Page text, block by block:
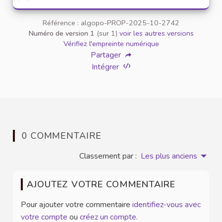
Référence : algopo-PROP-2025-10-2742
Numéro de version 1 (sur 1) voir les autres versions
Vérifiez l'empreinte numérique
Partager
Intégrer
0 COMMENTAIRE
Classement par : Les plus anciens
AJOUTEZ VOTRE COMMENTAIRE
Pour ajouter votre commentaire identifiez-vous avec
votre compte ou créez un compte.